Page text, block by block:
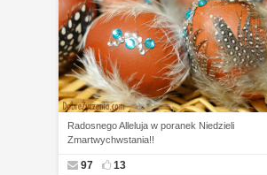
Radosnego Alleluja w poranek Niedzieli
Zmartwychwstania!!
97 13